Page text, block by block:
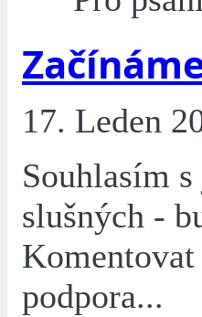
17. Leden
Souhlasím
slušných -
podpora...